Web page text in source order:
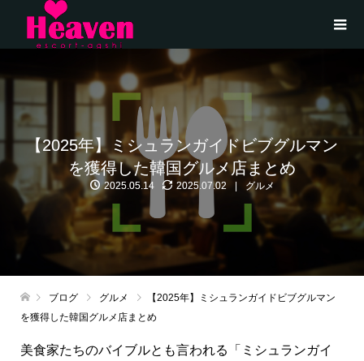
【2025年】ミシュランガイドビブグルマン
を獲得した韓国グルメ店まとめ
2025.05.14 2025.07.02 グルメ
ブログ グルメ
【2025年】ミシュランガイドビブグルマン
を獲得した韓国グルメ店まとめ
美食家たちのバイブルとも言われる「ミシュランガイ